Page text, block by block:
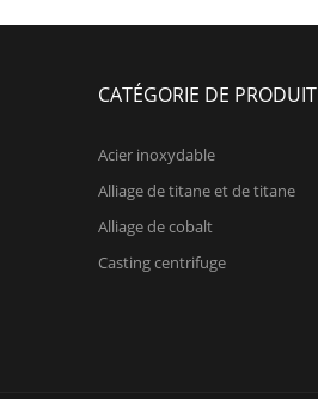
CATÉGORIE DE PRODUIT
Acier inoxydable
Alliage de titane et de titane
Alliage de cobalt
Casting centrifuge